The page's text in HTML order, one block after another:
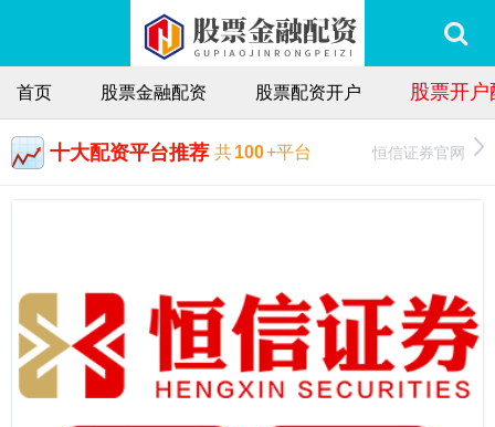
首页 股票金融配资 股票配资开户 股票开
十大配资平台推荐 共100+平台 恒信证券官网